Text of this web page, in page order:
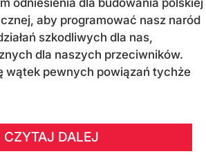
odniesienia dla budowania polskiej
aby programować nasz naród
szkodliwych dla nas,
dla naszych przeciwników.
wątek pewnych powiązań tychże
CZYTAJ DALEJ